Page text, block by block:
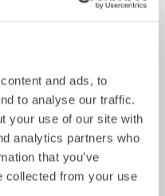
and ads, to
to analyse our traffic.
your use of our site with
analytics partners who
that you’ve
collected from your use